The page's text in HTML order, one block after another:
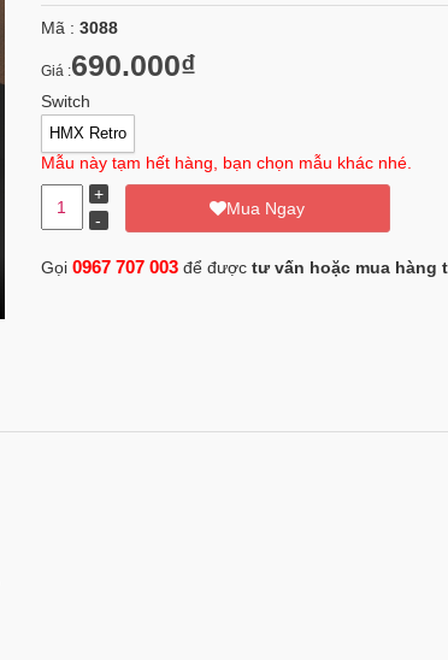
Mã : 3088
Giá :690.000₫
Switch
HMX Retro
Mẫu này tạm hết hàng, bạn chọn mẫu khác nhé.
Mua Ngay
Gọi 0967 707 003để được tư vấn hoặc mua hàng